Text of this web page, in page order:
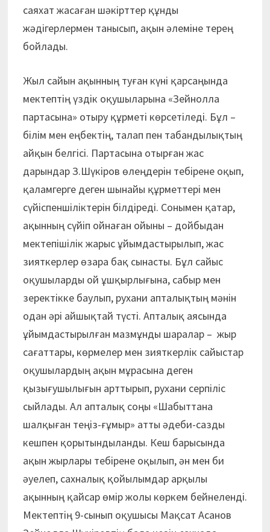
саяхат жасаған шәкірттер құнды
жәдігерлермен танысып, ақын әлеміне терең
бойлады.
Жыл сайын ақынның туған күні қарсаңында
мектептің үздік оқушыларына «Зейнолла
партасына» отыру құрметі көрсетіледі. Бұл –
білім мен еңбектің, талап пен табандылықтың
айқын белгісі. Партасына отырған жас
дарындар З.Шүкіров өлеңдерін тебірене оқып,
қаламгерге деген шынайы құрметтері мен
сүйіспеншіліктерін білдіреді. Сонымен қатар,
ақынның сүйіп ойнаған ойыны – дойбыдан
мектепішілік жарыс ұйымдастырылып, жас
зияткерлер өзара бақ сынасты. Бұл сайыс
оқушыларды ой ұшқырлығына, сабыр мен
зеректікке баулып, рухани апталықтың мәнін
одан әрі айшықтай түсті. Апталық аясында
ұйымдастырылған мазмұнды шаралар – жыр
сағаттары, көрмелер мен зияткерлік сайыстар
оқушылардың ақын мұрасына деген
қызығушылығын арттырып, рухани серпіліс
сыйлады. Ал апталық соңы «Шабыттана
шалқыған теңіз-ғұмыр» атты әдеби-сазды
кешпен қорытындыланды. Кеш барысында
ақын жырлары тебірене оқылып, ән мен би
әуелеп, сахналық қойылымдар арқылы
ақынның қайсар өмір жолы көркем бейнеленді.
Мектептің 9-сынып оқушысы Мақсат Асанов